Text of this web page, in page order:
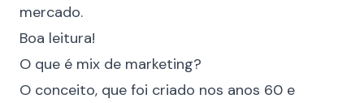
mercado.
Boa leitura!
O que é mix de marketing?
O conceito, que foi criado nos anos 60 e